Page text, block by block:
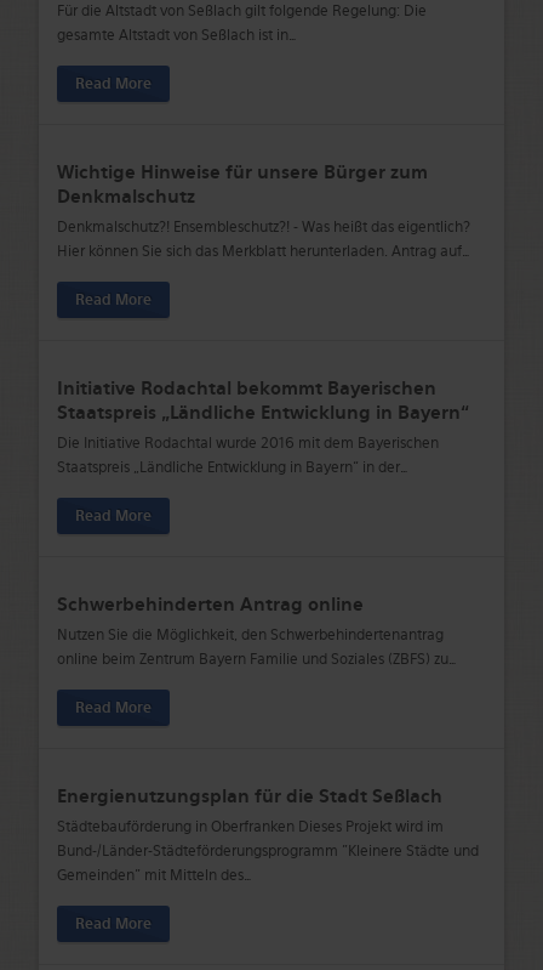
Für die Altstadt von Seßlach gilt folgende Regelung: Die
gesamte Altstadt von Seßlach ist in
Read More
Wichtige Hinweise für unsere Bürger zum
Denkmalschutz
Denkmalschutz?! Ensembleschutz?! - Was heißt das eigentlich?
Hier können Sie sich das Merkblatt herunterladen. Antrag auf…
Read More
Initiative Rodachtal bekommt Bayerischen
Staatspreis „Ländliche Entwicklung in Bayern“
Die Initiative Rodachtal wurde 2016 mit dem Bayerischen
Staatspreis „Ländliche Entwicklung in Bayern“ in der…
Read More
Schwerbehinderten Antrag online
Nutzen Sie die Möglichkeit, den Schwerbehindertenantrag
online beim Zentrum Bayern Familie und Soziales (ZBFS) zu
Read More
Energienutzungsplan für die Stadt Seßlach
Städtebauförderung in Oberfranken Dieses Projekt wird im
Bund-/Länder-Städteförderungsprogramm "Kleinere Städte und
Gemeinden" mit Mitteln des…
Read More